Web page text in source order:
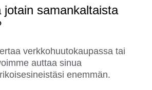
jotain samankaltaista
verkkohuutokaupassa tai
auttaa sinua
enemmän.